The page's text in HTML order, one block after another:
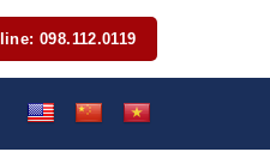
098.112.0119